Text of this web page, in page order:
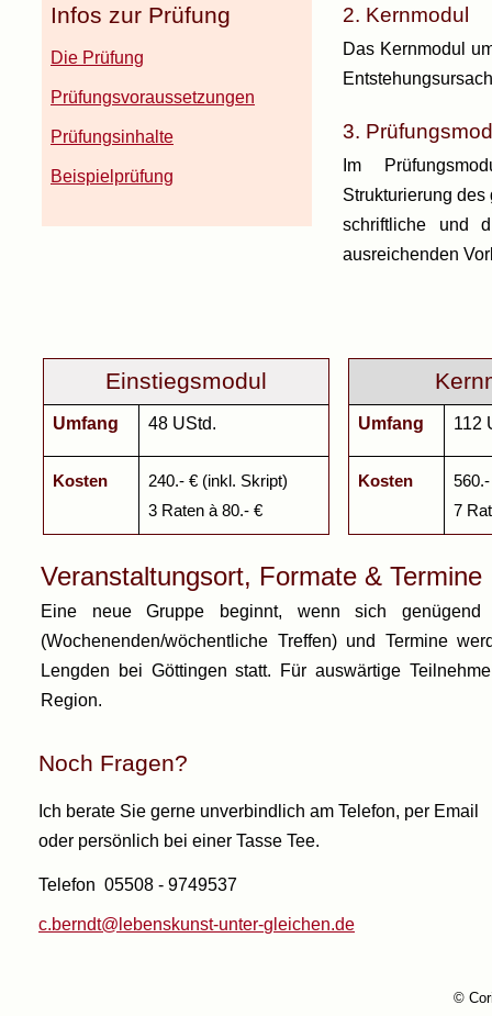
2. Kernmodul
Das Kernmodul
3.
Im
Strukturierung
schriftliche und
ausreichenden
©
Infos zur Prüfung
Die Prüfung
Prüfungsvoraussetzungen
Prüfungsinhalte
Beispielprüfung
Noch Fragen?
Ich berate Sie gerne unverbindlich am Telefon, per Email
oder persönlich bei einer Tasse Tee.
Telefon 05508 - 9749537
c.berndt@lebenskunst-unter-gleichen.de
Veranstaltungsort, Formate & Termine
Eine neue Gruppe beginnt, wenn sich genügend
(Wochenenden/wöchentliche Treffen) und Termine
Lengden bei Göttingen statt. Für auswärtige
Region.
Einstiegsmodul
Umfang 48 UStd.
Kosten 240.- € (inkl. Skript)
3 Raten à 80.- €
Umfang 112
Kosten 560.-
7